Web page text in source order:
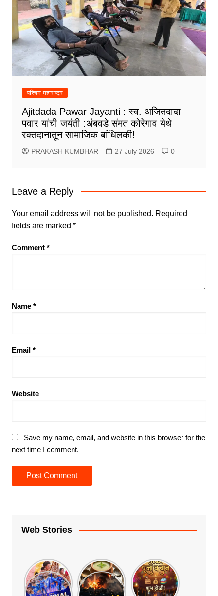
पश्चिम महाराष्ट्र
Ajitdada Pawar Jayanti : स्व. अजितदादा
पवार यांची जयंती :अंबवडे संमत कोरेगाव येथे
रक्तदानातून सामाजिक बांधिलकी!
PRAKASH KUMBHAR 27 July 2026 0
Leave a Reply
Your email address will not be published. Required
fields are marked *
Comment *
Name *
Email *
Website
Save my name, email, and website in this browser for the
next time I comment.
Web Stories